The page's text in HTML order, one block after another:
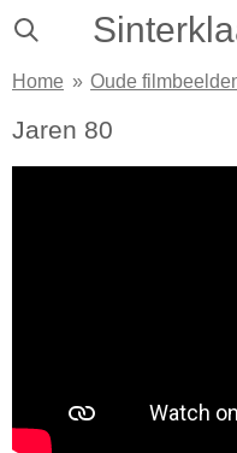
Ga
naar
hoofdinhoud
Home » Oude
Jaren 80